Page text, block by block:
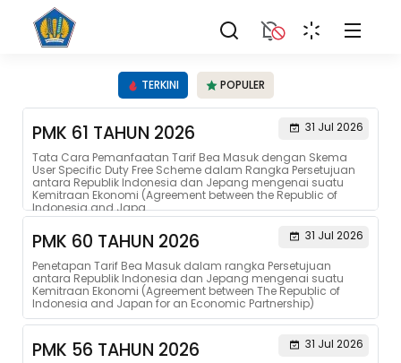
TERKINI POPULER
PMK 61 TAHUN 2026
31 Jul 2026
Tata Cara Pemanfaatan Tarif Bea Masuk dengan Skema
User Specific Duty Free Scheme dalam Rangka Persetujuan
antara Republik Indonesia dan Jepang mengenai suatu
Kemitraan Ekonomi (Agreement between the Republic of
Indonesia and Japa...
PMK 60 TAHUN 2026
31 Jul 2026
Penetapan Tarif Bea Masuk dalam rangka Persetujuan
antara Republik Indonesia dan Jepang mengenai suatu
Kemitraan Ekonomi (Agreement between The Republic of
Indonesia and Japan for an Economic Partnership)
PMK 56 TAHUN 2026
31 Jul 2026